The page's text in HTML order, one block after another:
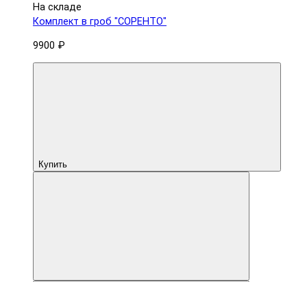
На складе
Комплект в гроб "СОРЕНТО"
9900 ₽
Купить